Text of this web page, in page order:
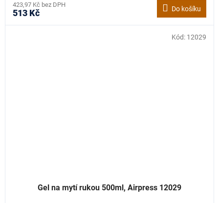
423,97 Kč bez DPH
513 Kč Do košíku
Gel na mytí rukou 500ml, Airpress 12029
Kód: 12029